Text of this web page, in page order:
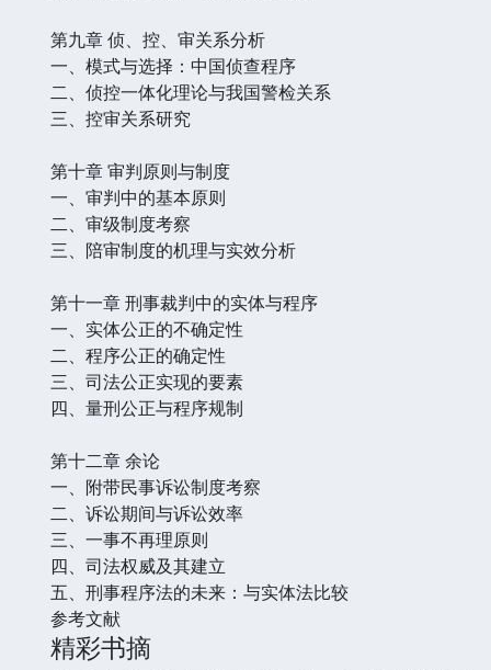
第九章 侦、控、审关系分析
一、模式与选择：中国侦查程序
二、侦控一体化理论与我国警检关系
三、控审关系研究
第十章 审判原则与制度
一、审判中的基本原则
二、审级制度考察
三、陪审制度的机理与实效分析
第十一章 刑事裁判中的实体与程序
一、实体公正的不确定性
二、程序公正的确定性
三、司法公正实现的要素
四、量刑公正与程序规制
第十二章 余论
一、附带民事诉讼制度考察
二、诉讼期间与诉讼效率
三、一事不再理原则
四、司法权威及其建立
五、刑事程序法的未来：与实体法比较
参考文献
精彩书摘